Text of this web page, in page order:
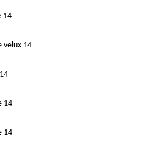
14
velux 14
14
14